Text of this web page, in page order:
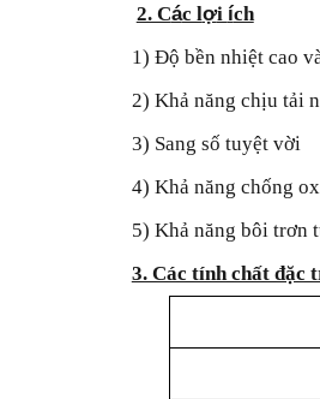
2. Các lợi ích
1) Độ bền nhiệt cao
2) Khả năng chịu tải
3) Sang số tuyệt vời
4) Khả năng chống
5) Khả năng bôi trơn
3. Các tính chất đặc